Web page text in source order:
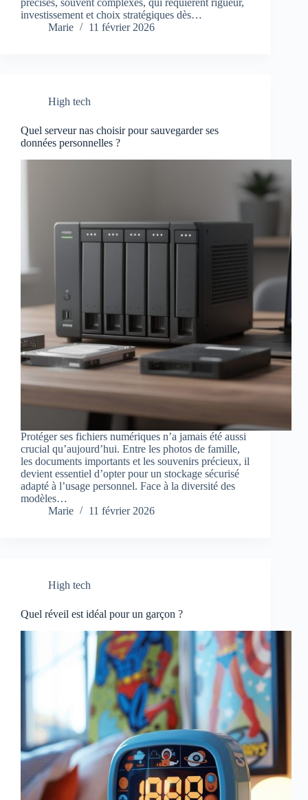
précises, souvent complexes, qui requièrent rigueur,
investissement et choix stratégiques dès…
Marie
11 février 2026
High tech
Quel serveur nas choisir pour sauvegarder ses
données personnelles ?
Protéger ses fichiers numériques n’a jamais été aussi
crucial qu’aujourd’hui. Entre les photos de famille,
les documents importants et les souvenirs précieux, il
devient essentiel d’opter pour un stockage sécurisé
adapté à l’usage personnel. Face à la diversité des
modèles…
Marie
11 février 2026
High tech
Quel réveil est idéal pour un garçon ?